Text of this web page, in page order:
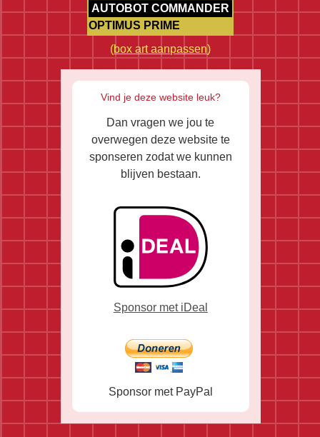
AUTOBOT COMMANDER
OPTIMUS PRIME
(box art aanpassen)
Vind je deze website leuk?
Dan vragen we jou te
overwegen deze website te
sponseren zodat we kunnen
blijven bestaan.
Sponsor met iDeal
Sponsor met PayPal